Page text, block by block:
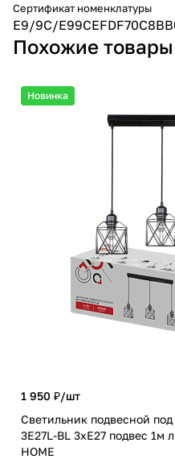
Сертификат номенклатуры
E9/9C/
Похожие товары
Новинка
1 950 ₽/шт
Светильник подвесной под
3E27L-BL 3хЕ27 подвес 1м
HOME